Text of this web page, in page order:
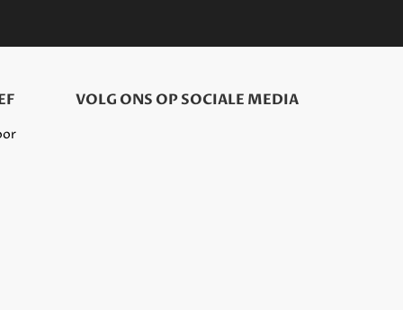
VOLG ONS OP SOCIALE MEDIA